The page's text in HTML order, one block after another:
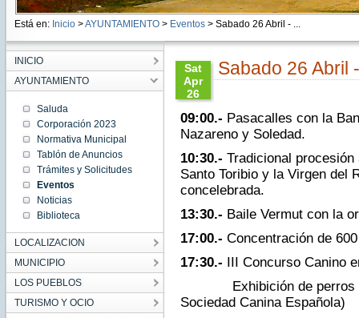
Está en: Inicio >AYUNTAMIENTO> Eventos> Sabado 26 Abril - ...
INICIO
AYUNTAMIENTO
Saluda
Corporación 2023
Normativa Municipal
Tablón de Anuncios
Trámites y Solicitudes
Eventos
Noticias
Biblioteca
LOCALIZACION
MUNICIPIO
LOS PUEBLOS
TURISMO Y OCIO
Sat
Apr
26
CEST
2014
26
10:45:00
CEST
2014
Sat Apr
10:45:00
CEST
Sabado 26 Abril
09:00.- Pasacalles con la
Nazareno y Soledad.
10:30.- Tradicional
Santo Toribio y la Virgen del
concelebrada.
13:30.- Baile Vermut con la
17:00.- Concentración de
17:30.- III Concurso Canino
Exhibición de perros
Sociedad Canina Española)